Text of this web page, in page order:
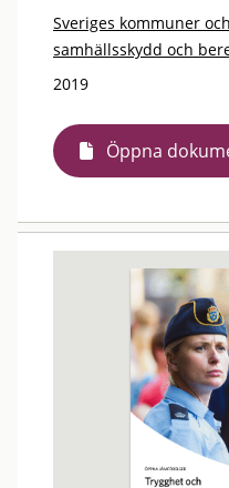
Sveriges kommuner
samhällsskydd och
2019
Öppna